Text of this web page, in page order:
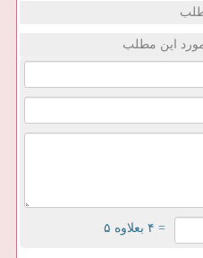
این مطلب
= ۴ بعلاوه ۵